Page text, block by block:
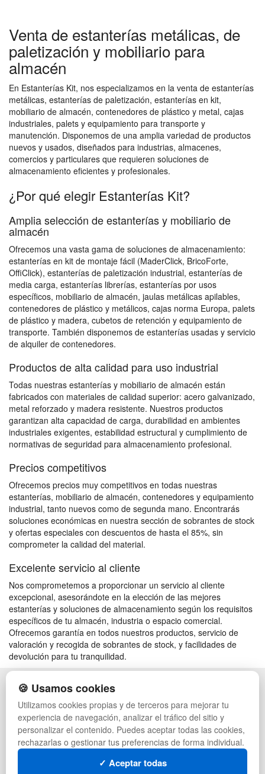
Venta de estanterías metálicas, de
paletización y mobiliario para
almacén
En Estanterías Kit, nos especializamos en la venta de estanterías
metálicas, estanterías de paletización, estanterías en kit,
mobiliario de almacén, contenedores de plástico y metal, cajas
industriales, palets y equipamiento para transporte y
manutención. Disponemos de una amplia variedad de productos
nuevos y usados, diseñados para industrias, almacenes,
comercios y particulares que requieren soluciones de
almacenamiento eficientes y profesionales.
¿Por qué elegir Estanterías Kit?
Amplia selección de estanterías y mobiliario de
almacén
Ofrecemos una vasta gama de soluciones de almacenamiento:
estanterías en kit de montaje fácil (MaderClick, BricoForte,
OffiClick), estanterías de paletización industrial, estanterías de
media carga, estanterías librerías, estanterías por usos
específicos, mobiliario de almacén, jaulas metálicas apilables,
contenedores de plástico y metálicos, cajas norma Europa, palets
de plástico y madera, cubetos de retención y equipamiento de
transporte. También disponemos de estanterías usadas y servicio
de alquiler de contenedores.
Productos de alta calidad para uso industrial
Todas nuestras estanterías y mobiliario de almacén están
fabricados con materiales de calidad superior: acero galvanizado,
metal reforzado y madera resistente. Nuestros productos
garantizan alta capacidad de carga, durabilidad en ambientes
industriales exigentes, estabilidad estructural y cumplimiento de
normativas de seguridad para almacenamiento profesional.
Precios competitivos
Ofrecemos precios muy competitivos en todas nuestras
estanterías, mobiliario de almacén, contenedores y equipamiento
industrial, tanto nuevos como de segunda mano. Encontrarás
soluciones económicas en nuestra sección de sobrantes de stock
y ofertas especiales con descuentos de hasta el 85%, sin
comprometer la calidad del material.
Excelente servicio al cliente
Nos comprometemos a proporcionar un servicio al cliente
excepcional, asesorándote en la elección de las mejores
estanterías y soluciones de almacenamiento según los requisitos
específicos de tu almacén, industria o espacio comercial.
Ofrecemos garantía en todos nuestros productos, servicio de
valoración y recogida de sobrantes de stock, y facilidades de
devolución para tu tranquilidad.
POLÍTICA DE PRIVACIDAD
CONDICIONES DE USO
CAMBIOS Y DEVOLUCIONES
CONTACTO
QUIENES SOMOS
MAPA WEB
PREGUNTAS FRECUENTES
PALETS DE PLÁSTICO
MANUTENCIÓN
GESTIÓN DE RESIDUOS
PALETS
CONTENEDORES DE PLÁSTICO
LIQUIDACIÓN Y SOBRANTES
🍪 Usamos cookies
Utilizamos cookies propias y de terceros para mejorar tu
experiencia de navegación, analizar el tráfico del sitio y
personalizar el contenido. Puedes aceptar todas las cookies,
rechazarlas o gestionar tus preferencias de forma individual.
✓ Aceptar todas